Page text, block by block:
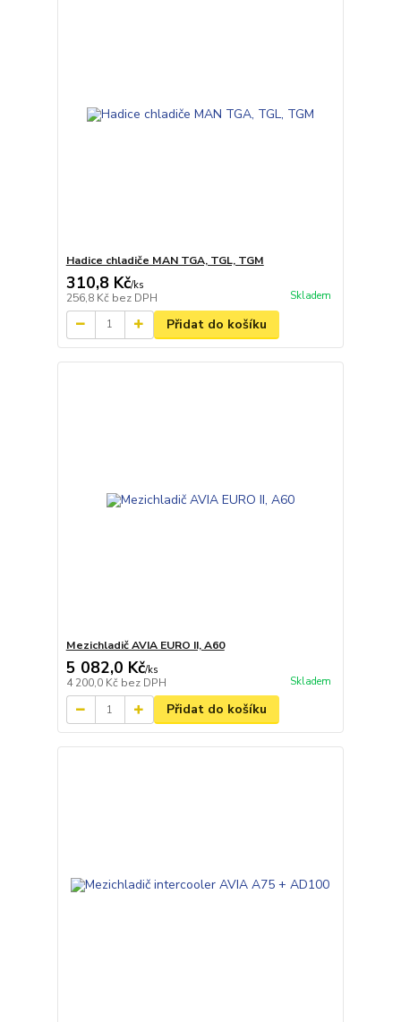
Hadice chladiče MAN TGA, TGL, TGM
310,8 Kč/ks
256,8 Kč bez DPH Skladem
Přidat do košíku
Mezichladič AVIA EURO II, A60
5 082,0 Kč/ks
4 200,0 Kč bez DPH Skladem
Přidat do košíku